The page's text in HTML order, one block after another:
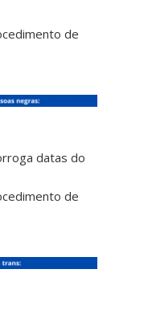
de
datas do
de